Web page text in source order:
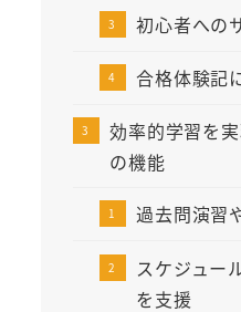
初心者への
合格体験記
効率的学習を
の機能
過去問演習
スケジュー
を支援